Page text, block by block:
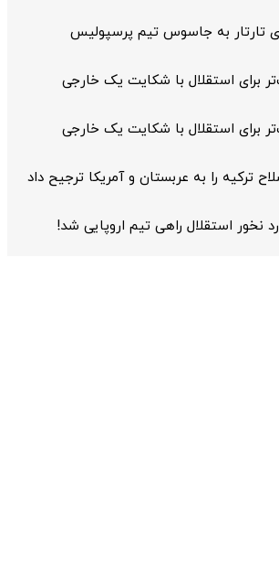
تارتار به جاسوس تیم پرسپولیس
برای استقلال با شکایت یک خارجی
برای استقلال با شکایت یک خارجی
ترکیه را به عربستان و آمریکا ترجیح داد
نخور استقلال راهی تیم اروپایی شد!